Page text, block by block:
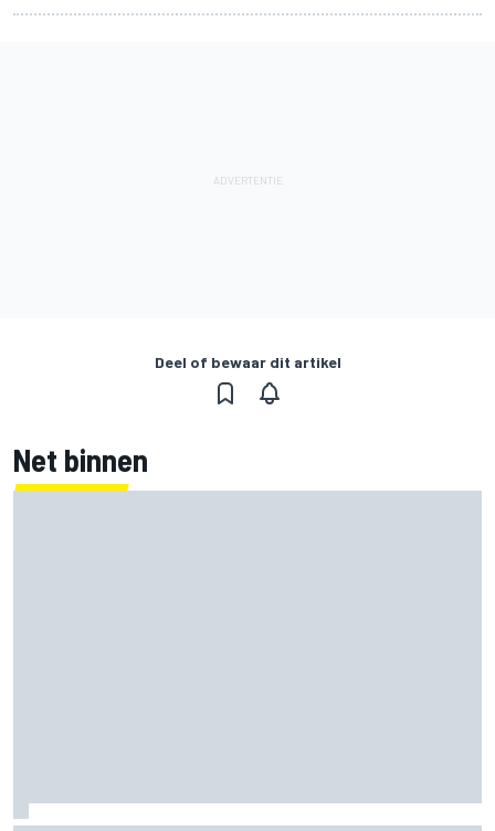
Deel of bewaar dit artikel
Net binnen